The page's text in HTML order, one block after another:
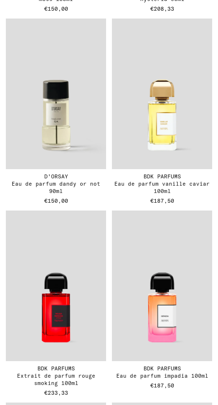
€150,00
€208,33
D'ORSAY
eau de parfum dandy or not
90ml
€150,00
BDK PARFUMS
eau de parfum vanille caviar
100ml
€187,50
BDK PARFUMS
extrait de parfum rouge
smoking 100ml
€233,33
BDK PARFUMS
eau de parfum impadia 100ml
€187,50